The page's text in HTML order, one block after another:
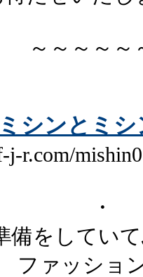
～～～～～
シンとミ
j-r.com/
・
をしてい
ファッショ